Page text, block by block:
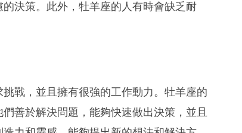
決策。此外，牡羊座的人有時會缺乏耐
戰，並且擁有很強的工作動力。牡羊座的
善於解決問題，能夠快速做出決策，並且